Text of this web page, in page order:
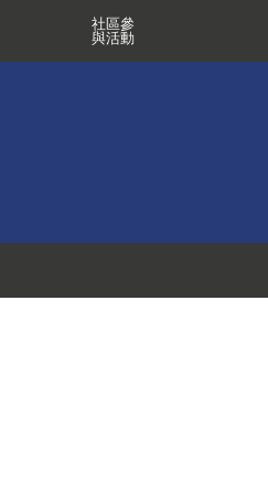
社區參
與活動